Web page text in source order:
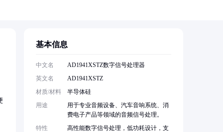
基本信息
中文名
AD1941XSTZ数字信号处理器
英文名
AD1941XSTZ
材质/材料
半导体硅
用途
用于专业音频设备、汽车音响系统、消
费电子产品等领域的音频信号处理。
特性
高性能数字信号处理，低功耗设计，支